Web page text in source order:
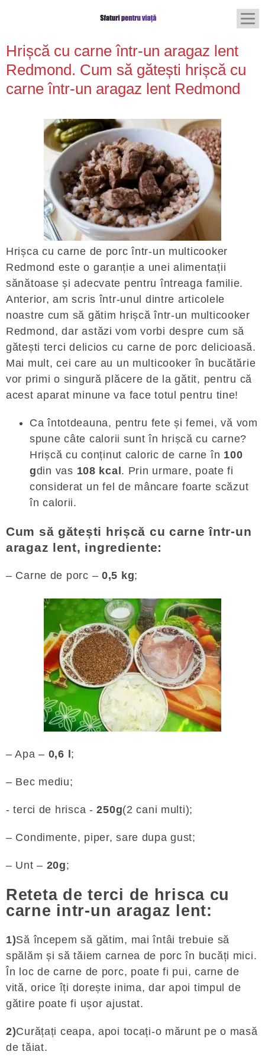
Hrișcă cu carne într-un aragaz lent
Redmond. Cum să gătești hrișcă cu
carne într-un aragaz lent Redmond
Hrișca cu carne de porc într-un multicooker
Redmond este o garanție a unei alimentații
sănătoase și adecvate pentru întreaga familie.
Anterior, am scris într-unul dintre articolele
noastre cum să gătim hrișcă într-un multicooker
Redmond, dar astăzi vom vorbi despre cum să
gătești terci delicios cu carne de porc delicioasă.
Mai mult, cei care au un multicooker în bucătărie
vor primi o singură plăcere de la gătit, pentru că
acest aparat minune va face totul pentru tine!
Ca întotdeauna, pentru fete și femei, vă vom
spune câte calorii sunt în hrișcă cu carne?
Hrișcă cu conținut caloric de carne în 100
gdin vas 108 kcal . Prin urmare, poate fi
considerat un fel de mâncare foarte scăzut
în calorii.
Cum să gătești hrișcă cu carne într-un
aragaz lent, ingrediente:
– Carne de porc – 0,5 kg;
– Apa – 0,6 l ;
– Bec mediu;
- terci de hrisca -250g(2 cani multi);
– Condimente, piper, sare dupa gust;
– Unt – 20g;
Reteta de terci de hrisca cu
carne intr-un aragaz lent:
1)Să începem să gătim, mai întâi trebuie să
spălăm și să tăiem carnea de porc în bucăți mici.
În loc de carne de porc, poate fi pui, carne de
vită, orice îți dorește inima, dar apoi timpul de
gătire poate fi ușor ajustat.
2)Curățați ceapa, apoi tocați-o mărunt pe o masă
de tăiat.